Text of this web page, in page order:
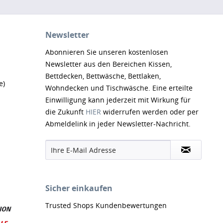
Newsletter
Abonnieren Sie unseren kostenlosen
Newsletter aus den Bereichen Kissen,
Bettdecken, Bettwäsche, Bettlaken,
Wohndecken und Tischwäsche. Eine erteilte
Einwilligung kann jederzeit mit Wirkung für
die Zukunft HIER widerrufen werden oder per
Abmeldelink in jeder Newsletter-Nachricht.
Sicher einkaufen
Trusted Shops Kundenbewertungen